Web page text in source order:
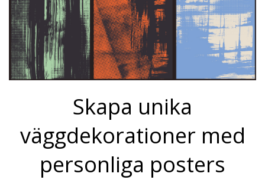
Skapa unika
väggdekorationer med
personliga posters